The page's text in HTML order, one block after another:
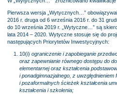
Pierwsza wersja „Wytycznych…”
2016 r. druga od 6 września 2016 r. do 31
do 10 września 2019 r. „Wytyczne…” są
lata 2014 – 2020. Wytyczne stosuje się do
następujących Priorytetów Inwestycyjnych:
10(i) ograniczenie i zapobieganie
oraz zapewnianie równego dostępu do
elementarnej oraz kształcenia
i ponadgimnazjalnego, z
i pozaformalnych ścieżek kształcenia
kształcenia i szkolenia;